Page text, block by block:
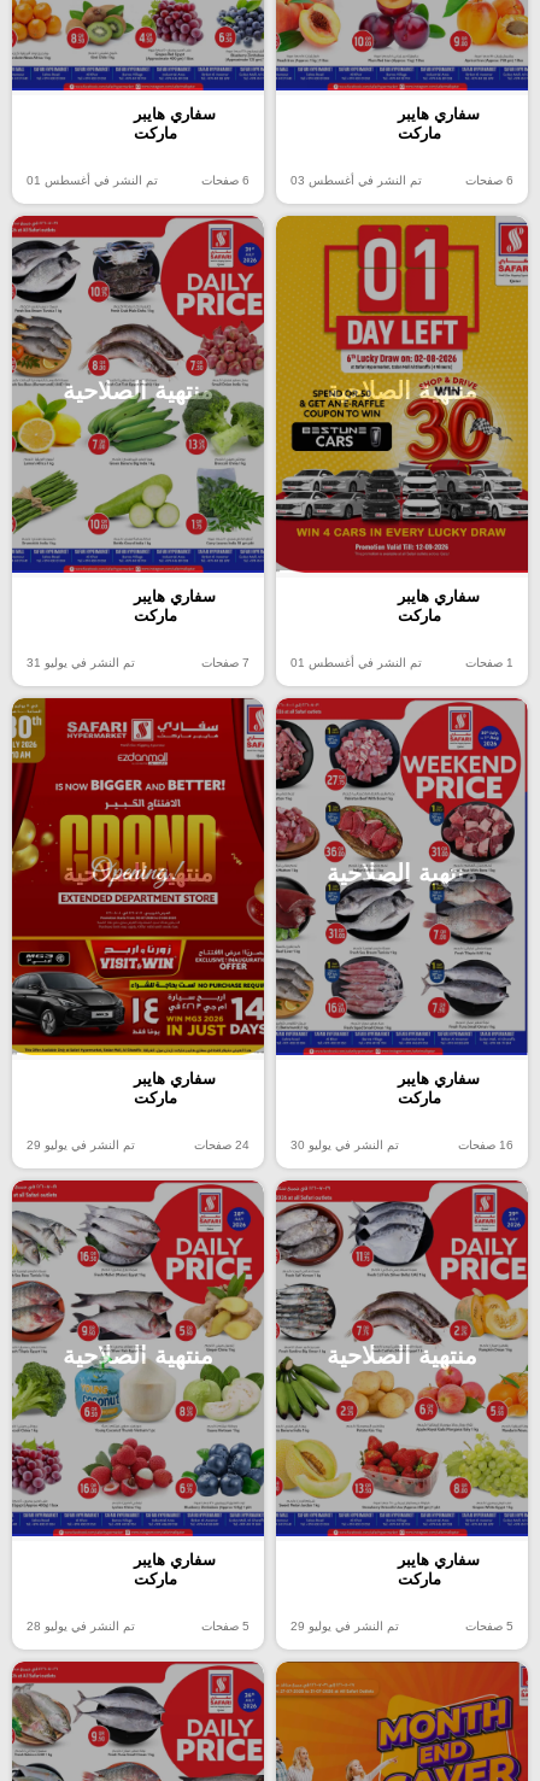
سفاري هايبر
ماركت
6 صفحات تم النشر في أغسطس 03
سفاري هايبر
ماركت
6 صفحات تم النشر في أغسطس 01
منتهية الصلاحية
سفاري هايبر
ماركت
1 صفحات تم النشر في أغسطس 01
منتهية الصلاحية
سفاري هايبر
ماركت
7 صفحات تم النشر في يوليو 31
منتهية الصلاحية
سفاري هايبر
ماركت
16 صفحات تم النشر في يوليو 30
منتهية الصلاحية
سفاري هايبر
ماركت
24 صفحات تم النشر في يوليو 29
منتهية الصلاحية
سفاري هايبر
ماركت
5 صفحات تم النشر في يوليو 29
منتهية الصلاحية
سفاري هايبر
ماركت
5 صفحات تم النشر في يوليو 28